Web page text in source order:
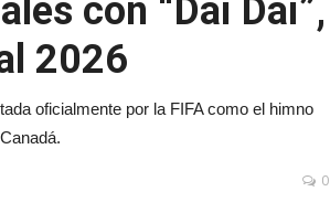
con “Dai Dai”,
2026
oficialmente por la FIFA como el himno
0